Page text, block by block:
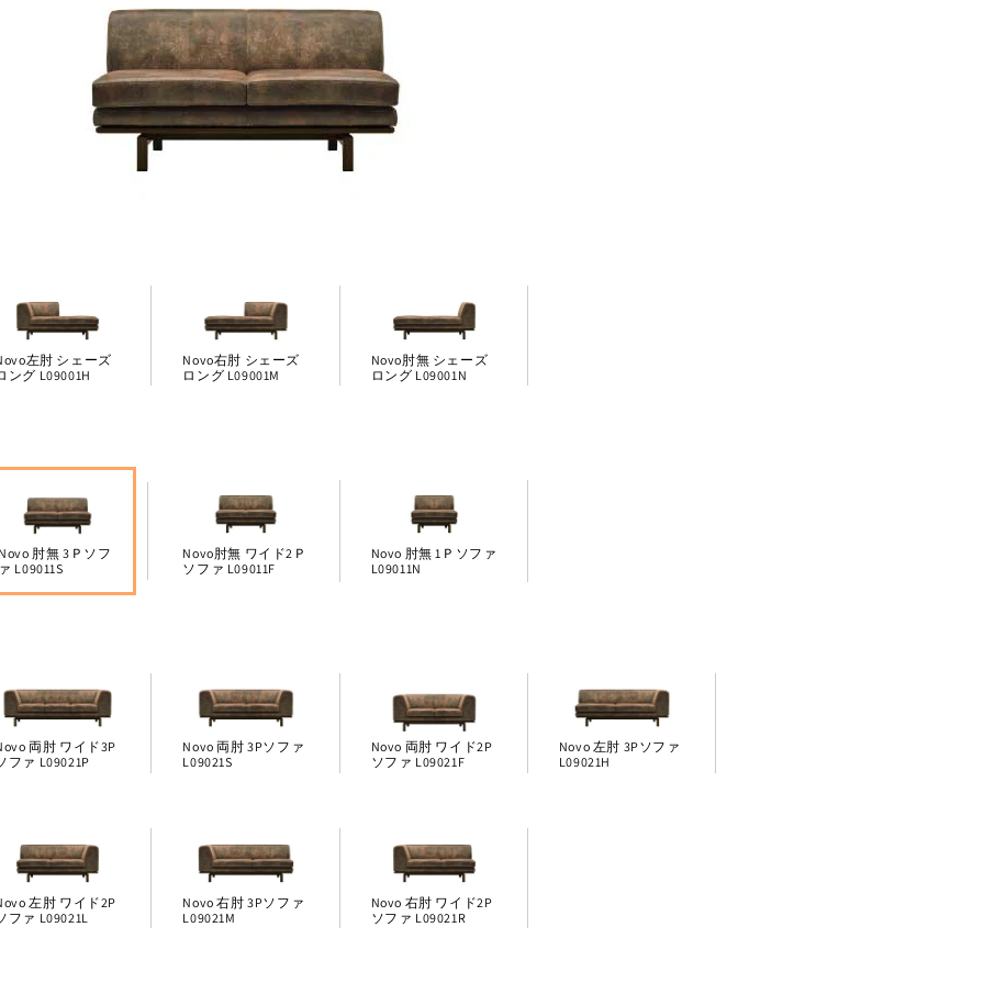
左肘 シェーズ
ング L09001H
Novo右肘 シェーズ
ロング L09001M
Novo肘無 シェーズ
ロング L09001N
Novo 肘無 3Ｐソフ
ァ L09011S
Novo肘無 ワイド2Ｐ
ソファ L09011F
Novo 肘無 1Ｐソファ
L09011N
両肘 ワイド3P
ファ L09021P
Novo 両肘 3Pソファ
L09021S
Novo 両肘 ワイド2P
ソファ L09021F
Novo 左肘 3Pソファ
L09021H
左肘 ワイド2P
ファ L09021L
Novo 右肘 3Pソファ
L09021M
Novo 右肘 ワイド2P
ソファ L09021R